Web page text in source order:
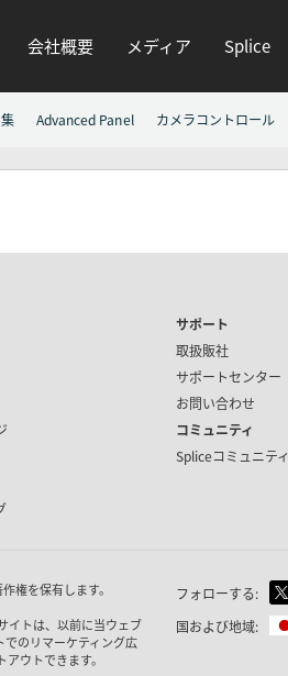
会社概要 メディア Splice
Advanced Panel カメラコントロール
サポート
取扱販社
サポートセンター
お問い合わせ
コミュニティ
Spliceコミュニティ
権を保有します。
イトは、以前に当ウェブ
のリマーケティング広
ウトできます。
フォローする:
国および地域: